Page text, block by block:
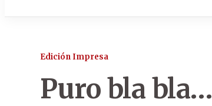
Edición Impresa
Puro bla bla…